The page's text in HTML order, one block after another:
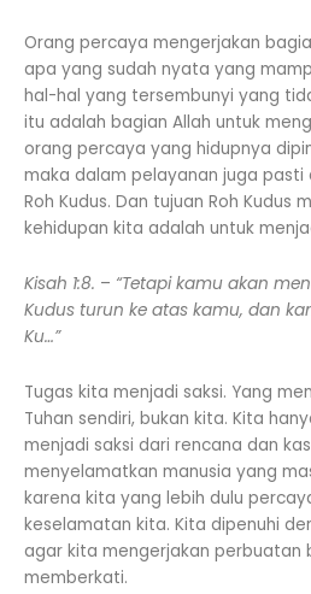
Orang percaya mengerjakan
apa yang sudah nyata yang
hal-hal yang tersembunyi yang
itu adalah bagian Allah untuk
orang percaya yang hidupnya
maka dalam pelayanan juga pasti
Roh Kudus. Dan tujuan Roh Kudus
kehidupan kita adalah untuk
Kisah 1:8. – “Tetapi kamu akan
Kudus turun ke atas kamu, dan
Ku…”
Tugas kita menjadi saksi. Yang
Tuhan sendiri, bukan kita. Kita
menjadi saksi dari rencana dan
menyelamatkan manusia yang
karena kita yang lebih dulu
keselamatan kita. Kita dipenuhi
agar kita mengerjakan perbuatan
memberkati.